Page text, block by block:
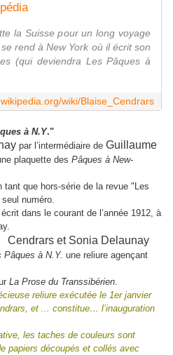
la Suisse pour un long voyage
rend à New York où il écrit son
(qui deviendra Les Pâques à
wiki/Blaise_Cendrars
à N.Y."
par l’intermédiaire de Guillaume
plaquette des Pâques à New-
tant que hors-série de la revue "Les
numéro.
dans le courant de l’année 1912, à
Cendrars et Sonia Delaunay
Pâques à N.Y. une reliure agençant
La Prose du Transsibérien.
reliure exécutée le 1er janvier
et ... constitue… l’inauguration
les taches de couleurs sont
papiers découpés et collés avec